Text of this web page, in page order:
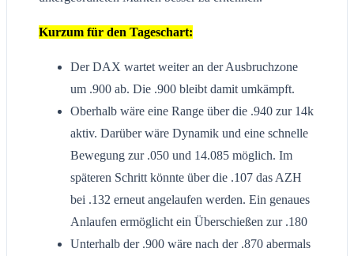
Kurzum für den Tageschart:
Der DAX wartet weiter an der Ausbruchzone
um .900 ab. Die .900 bleibt damit umkämpft.
Oberhalb wäre eine Range über die .940 zur 14k
aktiv. Darüber wäre Dynamik und eine schnelle
Bewegung zur .050 und 14.085 möglich. Im
späteren Schritt könnte über die .107 das AZH
bei .132 erneut angelaufen werden. Ein genaues
Anlaufen ermöglicht ein Überschießen zur .180
Unterhalb der .900 wäre nach der .870 abermals